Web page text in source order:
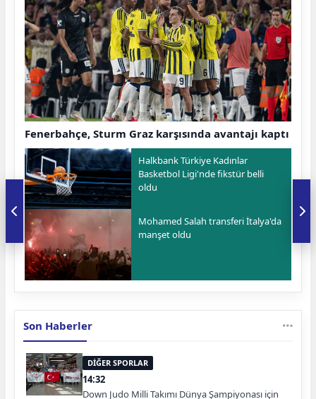
Fenerbahçe, Sturm Graz karşısında avantajı kaptı
Halkbank Türkiye Kadınlar
Basketbol Ligi'nde fikstür belli
oldu
Mohamed Salah transferi İtalya'da
manşet oldu
Son Haberler
DİĞER SPORLAR
14:32
Down Judo Milli Takımı Dünya Şampiyonası için